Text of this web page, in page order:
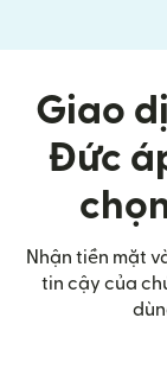
Giao
Đức
Nhận tiền mặt
tin cậy của